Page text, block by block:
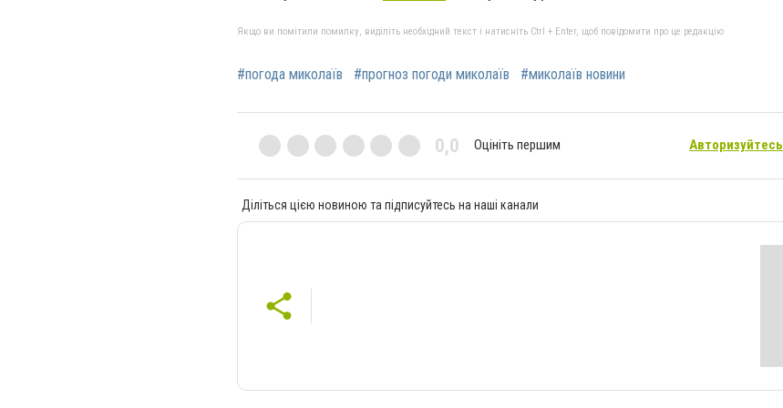
Якщо ви помітили помилку, виділіть необхідний текст і натисніть Ctrl + Enter, щоб повідомити про це редакцію
#погода миколаїв #прогноз погоди миколаїв #миколаїв новини
0,0 Оцініть першим Авторизуйтесь
Діліться цією новиною та підписуйтесь на наші канали